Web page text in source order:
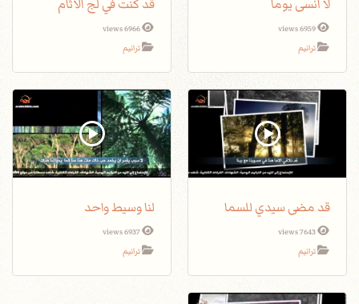
6959 views
ترانيم
6966 views
ترانيم
قد مضى سيدي للسما
7643 views
ترانيم
لنا وسيط واحد
6937 views
ترانيم